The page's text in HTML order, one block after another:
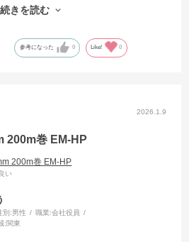
速に購入する事ができました。
続きを読む
参考になった 0 Like! 0
2026.1.9
200m巻 EM-HP
200m巻 EM-HP
い
別:男性 職業:会社役員
:関東